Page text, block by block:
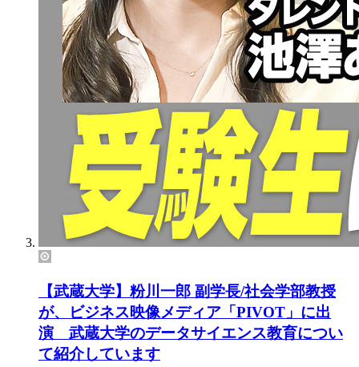
【武蔵大学】粉川一郎 副学長/社会学部教授
が、ビジネス映像メディア「PIVOT」に出
演 武蔵大学のデータサイエンス教育につい
て紹介しています